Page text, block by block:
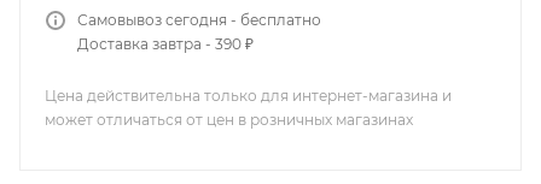
Самовывоз сегодня - бесплатно
Доставка завтра - 390 ₽
Цена действительна только для интернет-магазина и
может отличаться от цен в розничных магазинах